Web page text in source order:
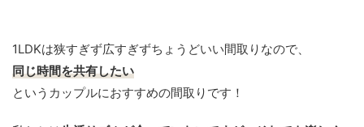
1LDKは狭すぎず広すぎずちょうどいい間取りなので、
同じ時間を共有したい
というカップルにおすすめの間取りです！